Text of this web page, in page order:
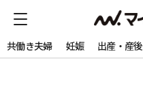
共働き夫婦 妊娠 出産・産後